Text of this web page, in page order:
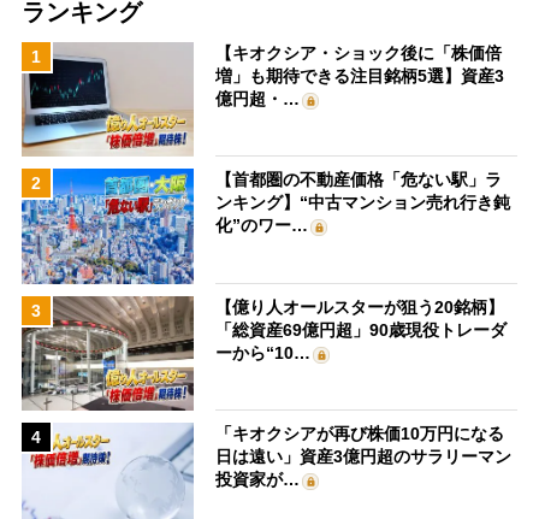
ランキング
1
【キオクシア・ショック後に「株価倍
増」も期待できる注目銘柄5選】資産3
億円超・…
2
【首都圏の不動産価格「危ない駅」ラ
ンキング】“中古マンション売れ行き鈍
化”のワー…
3
【億り人オールスターが狙う20銘柄】
「総資産69億円超」90歳現役トレーダ
ーから“10…
4
「キオクシアが再び株価10万円になる
日は遠い」資産3億円超のサラリーマン
投資家が…